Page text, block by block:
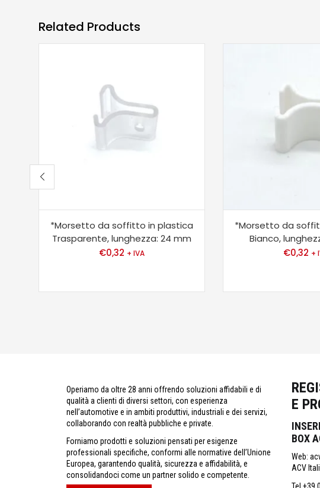
Related Products
*Morsetto da soffitto in plastica
Trasparente, lunghezza: 24 mm
€0,32 + IVA
*Morsetto da
Bianco,
€0,32 +
Operiamo da oltre 28 anni offrendo soluzioni affidabili e di
qualità a clienti di diversi settori, con esperienza
nell’automotive e in ambiti produttivi, industriali e dei servizi,
collaborando con realtà pubbliche e private.
Forniamo prodotti e soluzioni pensati per esigenze
professionali specifiche, conformi alle normative dell’Unione
Europea, garantendo qualità, sicurezza e affidabilità, e
consolidandoci come un partner solido e competente.
E
BOX
Web:
ACV
Tel.+39